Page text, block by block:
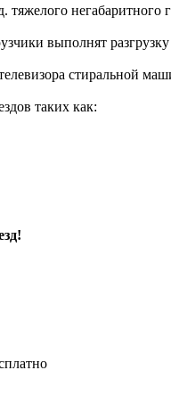
негабаритного
выполнят разгрузку
стиральной
таких как: